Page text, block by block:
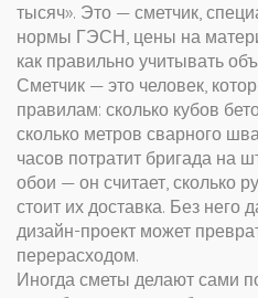
тысяч». Это — сметчик,
нормы ГЭСН, цены на
как правильно учитывать
Сметчик — это человек,
правилам: сколько кубов
сколько метров сварного
часов потратит бригада на
обои — он считает, сколько
стоит их доставка. Без
дизайн-проект может
перерасходом.
Иногда сметы делают сами